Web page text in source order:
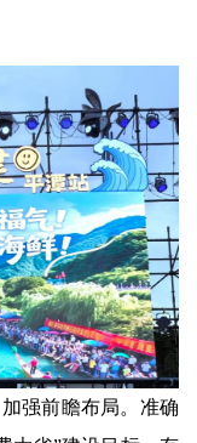
强前瞻布局。准确